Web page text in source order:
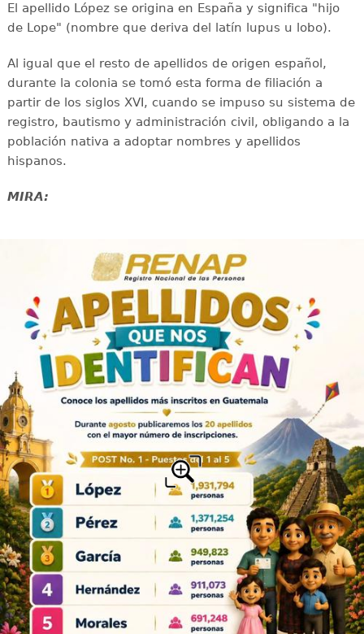
El apellido López se origina en España y significa "hijo
de Lope" (nombre que deriva del latín lupus u lobo).
Al igual que el resto de apellidos de origen español,
durante la colonia se tomó esta forma de filiación a
partir de los siglos XVI, cuando se impuso su sistema de
registro, bautismo y administración civil, obligando a la
población nativa a adoptar nombres y apellidos
hispanos.
MIRA: